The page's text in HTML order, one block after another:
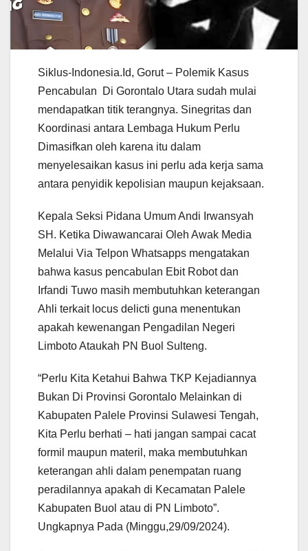
Siklus-Indonesia.Id, Gorut – Polemik Kasus
Pencabulan Di Gorontalo Utara sudah mulai
mendapatkan titik terangnya. Sinegritas dan
Koordinasi antara Lembaga Hukum Perlu
Dimasifkan oleh karena itu dalam
menyelesaikan kasus ini perlu ada kerja sama
antara penyidik kepolisian maupun kejaksaan.
Kepala Seksi Pidana Umum Andi Irwansyah
SH. Ketika Diwawancarai Oleh Awak Media
Melalui Via Telpon Whatsapps mengatakan
bahwa kasus pencabulan Ebit Robot dan
Irfandi Tuwo masih membutuhkan keterangan
Ahli terkait locus delicti guna menentukan
apakah kewenangan Pengadilan Negeri
Limboto Ataukah PN Buol Sulteng.
“Perlu Kita Ketahui Bahwa TKP Kejadiannya
Bukan Di Provinsi Gorontalo Melainkan di
Kabupaten Palele Provinsi Sulawesi Tengah,
Kita Perlu berhati – hati jangan sampai cacat
formil maupun materil, maka membutuhkan
keterangan ahli dalam penempatan ruang
peradilannya apakah di Kecamatan Palele
Kabupaten Buol atau di PN Limboto”.
Ungkapnya Pada (Minggu,29/09/2024).